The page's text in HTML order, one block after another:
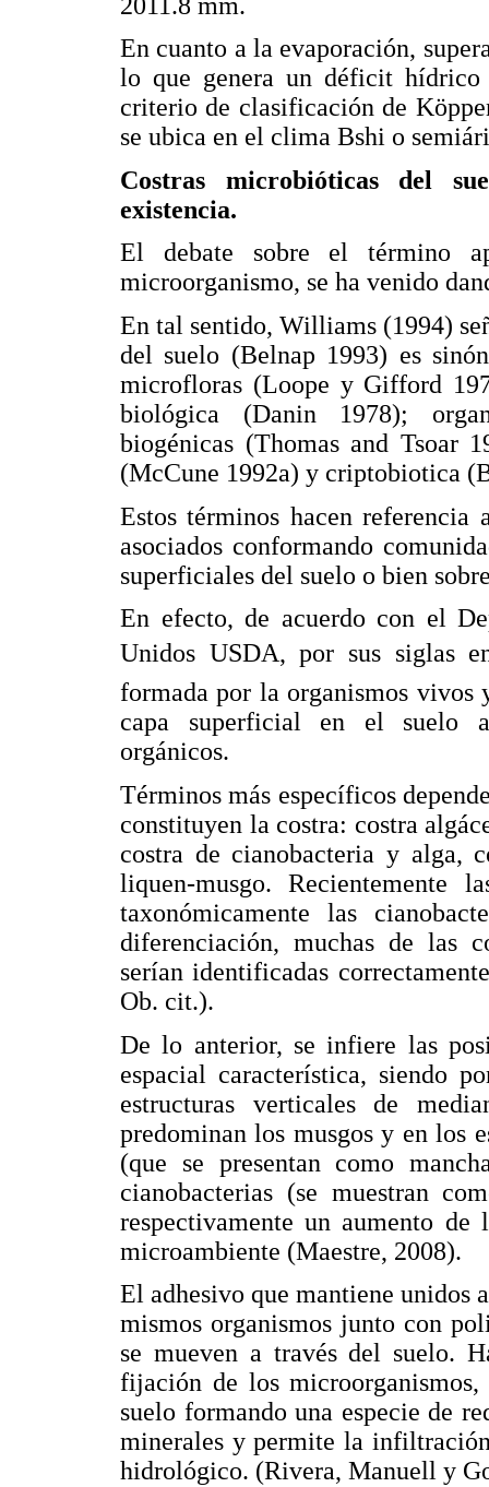
En cuanto a la evaporación,
lo que genera un déficit hídrico
criterio de clasificación de
se ubica en el clima Bshi o
Costras microbióticas del
existencia.
El debate sobre el término
microorganismo, se ha venido
En tal sentido, Williams (1994)
del suelo (Belnap 1993) es
microfloras (Loope y Gifford
biológica (Danin 1978);
biogénicas (Thomas and Tsoar
(McCune 1992a) y criptobiotica
Estos términos hacen
asociados conformando
superficiales del suelo o bien
En efecto, de acuerdo con el
Unidos USDA, por sus siglas
formada por la organismos vivos
capa superficial en el suelo
orgánicos.
Términos más específicos
constituyen la costra: costra
costra de cianobacteria y alga,
liquen-musgo. Recientemente
taxonómicamente las
diferenciación, muchas de las
serían identificadas
Ob. cit.).
De lo anterior, se infiere las
espacial característica, siendo
estructuras verticales de
predominan los musgos y en los
(que se presentan como
cianobacterias (se muestran
respectivamente un aumento
microambiente (Maestre, 2008).
El adhesivo que mantiene unidos
mismos organismos junto con
se mueven a través del suelo.
fijación de los
suelo formando una especie de
minerales y permite la
hidrológico. (Rivera, Manuell y